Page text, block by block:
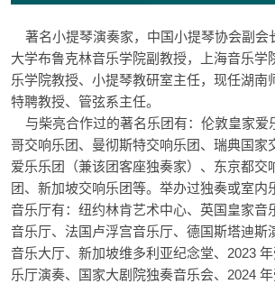
著名小提琴演奏家，中国小提琴协会副会
大学布鲁克林音乐学院副教授，上海音乐学
乐学院教授、小提琴教研室主任，现任湖南
特聘教授、管弦系主任。
与柴亮合作过的著名乐团有：伦敦皇家爱
哥交响乐团、曼彻斯特交响乐团、瑞典国家
爱乐乐团（兼该团客座独奏家）、东京都交
团、新加坡交响乐团等。举办过独奏或室内
音乐厅有：纽约林肯艺术中心、英国皇家音
音乐厅、法国卢浮宫音乐厅、德国斯塔迪斯
音乐大厅、新加坡维多利亚纪念堂、2023
乐厅演奏、国家大剧院独奏音乐会、2024